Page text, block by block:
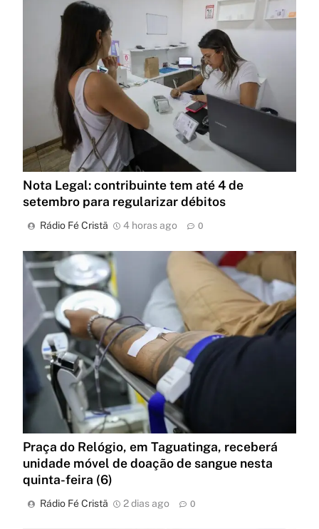
Nota Legal: contribuinte tem até 4 de
setembro para regularizar débitos
Rádio Fé Cristã 4 horas ago 0
Praça do Relógio, em Taguatinga, receberá
unidade móvel de doação de sangue nesta
quinta-feira (6)
Rádio Fé Cristã 2 dias ago 0